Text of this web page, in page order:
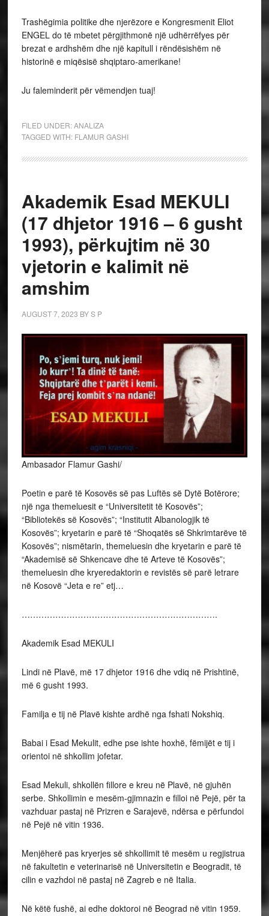
Trashëgimia politike dhe njerëzore e Kongresmenit Eliot
ENGEL do të mbetet përgjithmonë një udhërrëfyes për
brezat e ardhshëm dhe një kapitull i rëndësishëm në
historinë e miqësisë shqiptaro-amerikane!
Ju faleminderit për vëmendjen tuaj!
FILED UNDER:ANALIZA
TAGGED WITH: FLAMUR GASHI
Akademik Esad MEKULI
(17 dhjetor 1916 – 6 gusht
1993), përkujtim në 30
vjetorin e kalimit në
amshim
AUGUST 7, 2023 BYS P
Ambasador Flamur Gashi/
Poetin e parë të Kosovës së pas Luftës së Dytë Botërore;
një nga themeluesit e “Universitetit të Kosovës”;
“Bibliotekës së Kosovës”; “Institutit Albanologjik të
Kosovës”; kryetarin e parë të “Shoqatës së Shkrimtarëve të
Kosovës”; nismëtarin, themeluesin dhe kryetarin e parë të
“Akademisë së Shkencave dhe të Arteve të Kosovës”;
themeluesin dhe kryeredaktorin e revistës së parë letrare
në Kosovë “Jeta e re” etj…
…………………………………………………………….
Akademik Esad MEKULI
Lindi në Plavë, më 17 dhjetor 1916 dhe vdiq në Prishtinë,
më 6 gusht 1993.
Familja e tij në Plavë kishte ardhë nga fshati Nokshiq.
Babai i Esad Mekulit, edhe pse ishte hoxhë, fëmijët e tij i
orientoi në shkollim jofetar.
Esad Mekuli, shkollën fillore e kreu në Plavë, në gjuhën
serbe. Shkollimin e mesëm-gjimnazin e filloi në Pejë, për ta
vazhduar pastaj në Prizren e Sarajevë, ndërsa e përfundoi
në Pejë në vitin 1936.
Menjëherë pas kryerjes së shkollimit të mesëm u regjistrua
në fakultetin e veterinarisë në Universitetin e Beogradit, të
cilin e vazhdoi në pastaj në Zagreb e në Italia.
Në këtë fushë, ai edhe doktoroi në Beograd në vitin 1959.